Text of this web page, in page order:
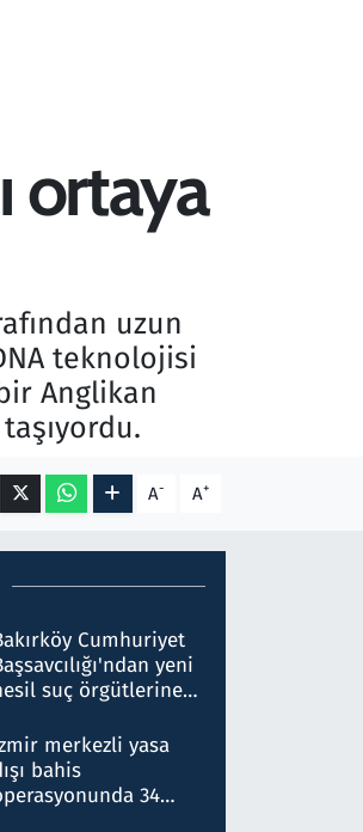
ortaya
uzun
teknolojisi
Anglikan
A- A+
Cumhuriyet
yeni
suç örgütlerine
gözaltı kararı
merkezli yasa
bahis
34